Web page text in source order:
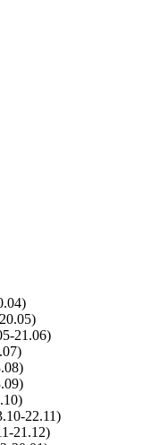
21.06)
22.11)
21.12)